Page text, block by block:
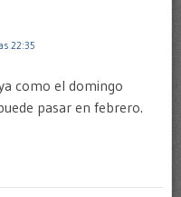
22:35
como el domingo
pasar en febrero.